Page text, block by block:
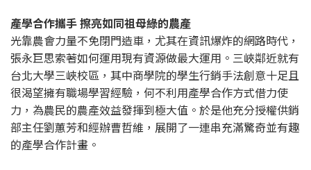
產學合作攜手 擦亮如同祖母綠的農產
光靠農會力量不免閉門造車，尤其在資訊爆炸的網路時代，
張永巨思索著如何運用現有資源做最大運用。三峽鄰近就有
台北大學三峽校區，其中商學院的學生行銷手法創意十足且
很渴望擁有職場學習經驗，何不利用產學合作方式借力使
力，為農民的農產效益發揮到極大值。於是他充分授權供銷
部主任劉蕙芳和經辦曹哲維，展開了一連串充滿驚奇並有趣
的產學合作計畫。